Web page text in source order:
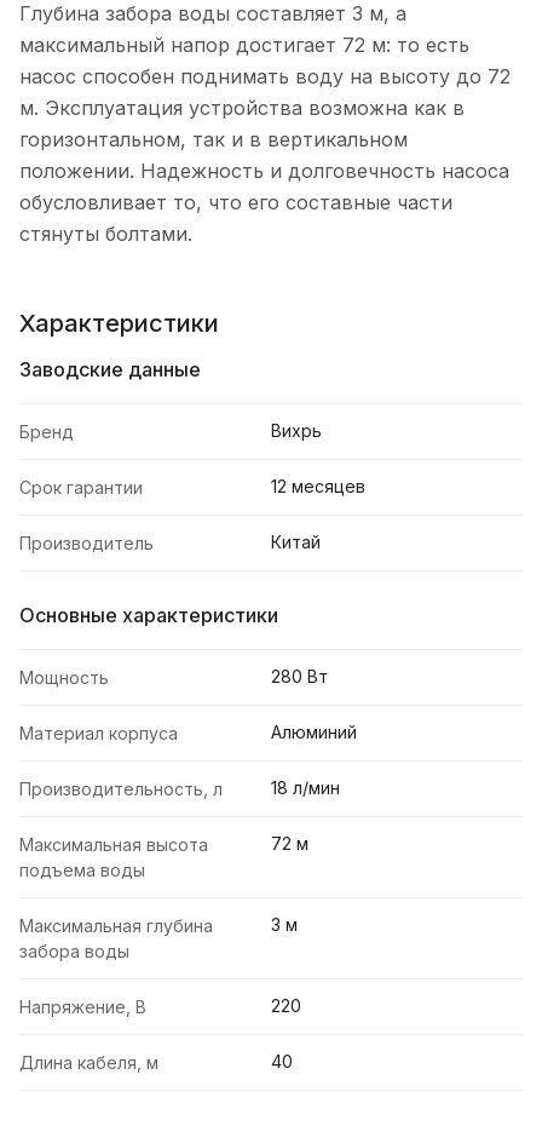
Глубина забора воды составляет 3 м, а
максимальный напор достигает 72 м: то есть
насос способен поднимать воду на высоту до 72
м. Эксплуатация устройства возможна как в
горизонтальном, так и в вертикальном
положении. Надежность и долговечность насоса
обусловливает то, что его составные части
стянуты болтами.
Характеристики
Заводские данные
Бренд Вихрь
Срок гарантии 12 месяцев
Производитель Китай
Основные характеристики
Мощность 280 Вт
Материал корпуса Алюминий
Производительность, л 18 л/мин
Максимальная высота
подъема воды
72 м
Максимальная глубина
забора воды
3 м
Напряжение, В 220
Длина кабеля, м 40